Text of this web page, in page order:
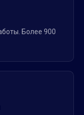
Более 900